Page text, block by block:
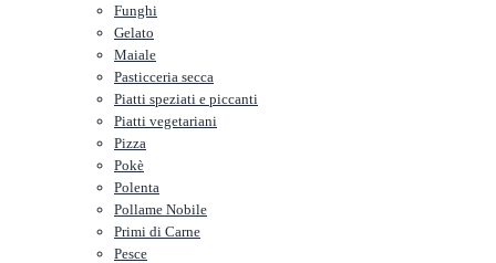
Funghi
Gelato
Maiale
Pasticceria secca
Piatti speziati e piccanti
Piatti vegetariani
Pizza
Pokè
Polenta
Pollame Nobile
Primi di Carne
Pesce